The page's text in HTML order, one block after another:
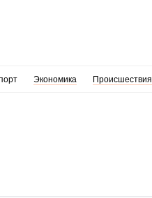
Экономика Происшествия